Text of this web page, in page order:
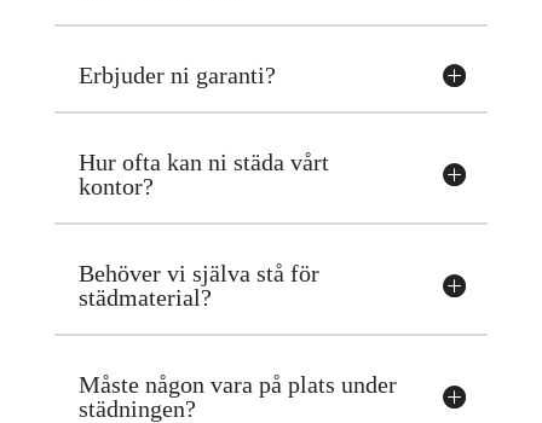
Erbjuder ni garanti?
Hur ofta kan ni städa vårt
kontor?
Behöver vi själva stå för
städmaterial?
Måste någon vara på plats under
städningen?